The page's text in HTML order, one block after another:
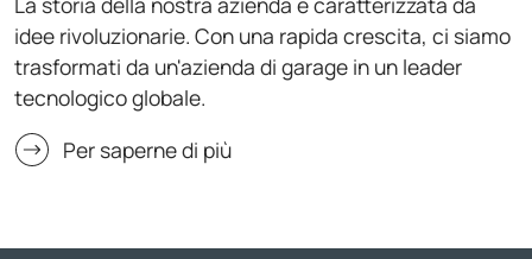
idee rivoluzionarie. Con una rapida crescita, ci siamo
trasformati da un'azienda di garage in un leader
tecnologico globale.
Per saperne di più